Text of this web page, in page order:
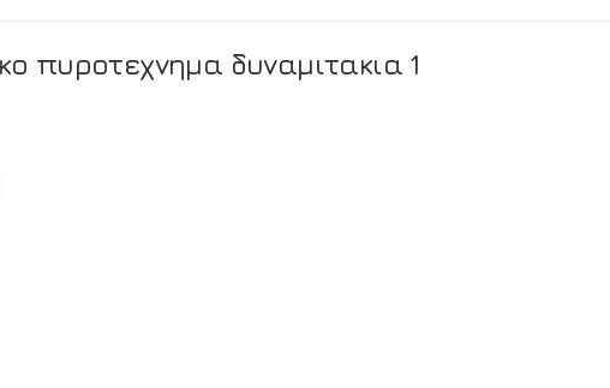
πυροτεχνημα δυναμιτακια 1